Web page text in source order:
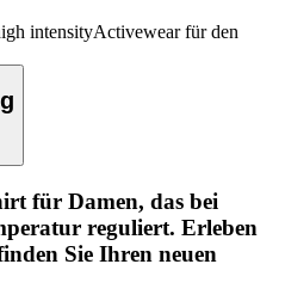
intensityActivewear für den
für Damen, das bei
reguliert. Erleben
Sie Ihren neuen